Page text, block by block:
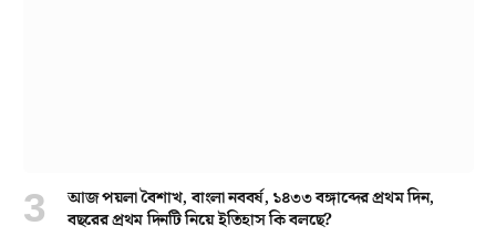
আজ পয়লা বৈশাখ, বাংলা নববর্ষ, ১৪৩৩ বঙ্গাব্দের প্রথম দিন,
বছরের প্রথম দিনটি নিয়ে ইতিহাস কি বলছে?